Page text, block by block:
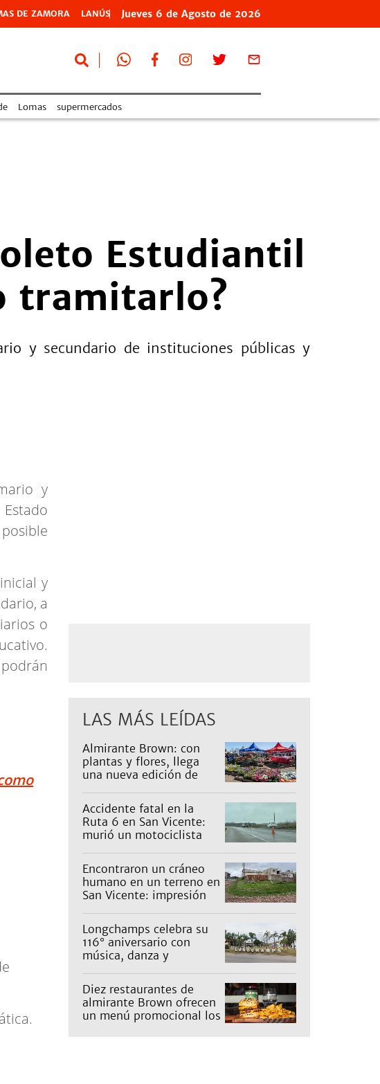
DE ZAMORA LANÚS Jueves 6 de Agosto de 2026
Lomas supermercados
Estudiantil
tramitarlo?
y secundario de instituciones públicas y
y
y
a
o
LAS MÁS LEÍDAS
Almirante Brown: con
plantas y flores, llega
una nueva edición de
Accidente fatal en la
Ruta 6 en San Vicente:
murió un motociclista
Encontraron un cráneo
humano en un terreno en
San Vicente: impresión
Longchamps celebra su
116° aniversario con
música, danza y
familia
Diez restaurantes de
almirante Brown ofrecen
un menú promocional los